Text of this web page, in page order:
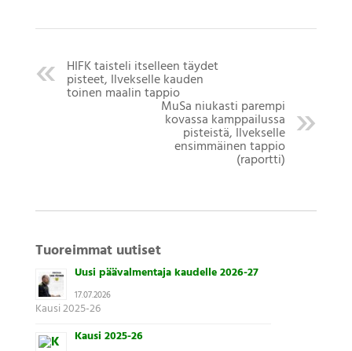
HIFK taisteli itselleen täydet
pisteet, Ilvekselle kauden
toinen maalin tappio
MuSa niukasti parempi
kovassa kamppailussa
pisteistä, Ilvekselle
ensimmäinen tappio
(raportti)
Tuoreimmat uutiset
Uusi päävalmentaja kaudelle 2026-27
17.07.2026
Kausi 2025-26
Kausi 2025-26